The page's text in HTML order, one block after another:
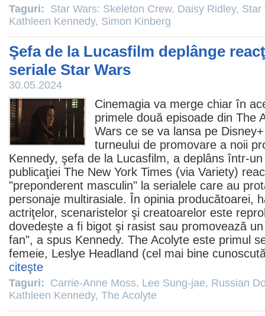
Taguri: Star Wars: Skeleton Crew, Daisy Ridley, Star
Kathleen Kennedy, Simon Kinberg
Şefa de la Lucasfilm deplânge
seriale Star Wars
30.05.2024
Cinemagia va merge chiar în
primele două episoade din The
Wars ce se va lansa pe
turneului de promovare a noii
Kennedy, şefa de la Lucasfilm, a deplâns într-
publicaţiei The New York Times (via Variety)
"preponderent masculin" la serialele care au
personaje multirasiale. În opinia producătoarei,
actriţelor, scenaristelor şi creatoarelor este
dovedeşte a fi bigot şi rasist sau promovează
fan", a spus Kennedy. The Acolyte este primul
femeie, Leslye Headland (cel mai bine
citeşte
Taguri: Carrie-Anne Moss, Lee Sung-jae, Russian
Kathleen Kennedy, The Acolyte